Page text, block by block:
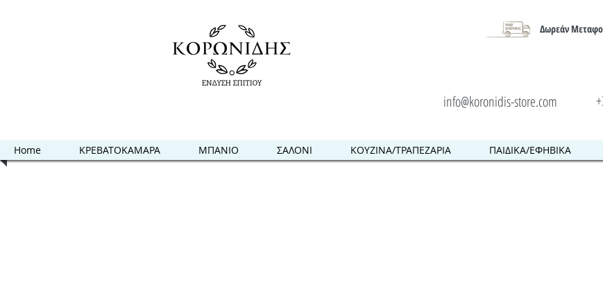
Δωρεάν
info@koronidis-store.com
Home ΚΡΕΒΑΤΟΚΑΜΑΡΑ ΜΠΑΝΙΟ ΣΑΛΟΝΙ ΚΟΥΖΙΝΑ/ΤΡΑΠΕΖΑΡΙΑ ΠΑΙΔΙΚΑ/ΕΦΗΒΙΚΑ